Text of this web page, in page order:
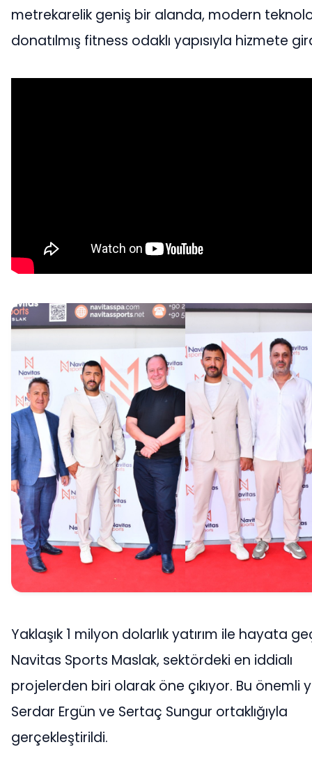
metrekarelik geniş bir alanda, modern
donatılmış fitness odaklı yapısıyla hizmete
Yaklaşık 1 milyon dolarlık yatırım ile hayata
Navitas Sports Maslak, sektördeki en iddialı
projelerden biri olarak öne çıkıyor. Bu önemli
Serdar Ergün ve Sertaç Sungur ortaklığıyla
gerçekleştirildi.